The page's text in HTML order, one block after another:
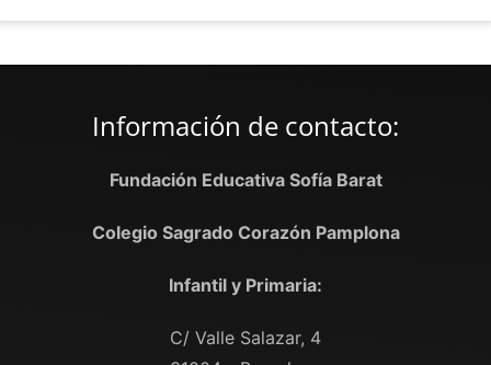
Información de contacto:
Fundación Educativa Sofía Barat
Colegio Sagrado Corazón Pamplona
Infantil y Primaria:
C/ Valle Salazar, 4